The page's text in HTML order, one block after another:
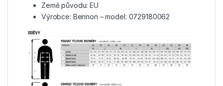
Země původu: EU
Výrobce: Bennon – model: 0729180062